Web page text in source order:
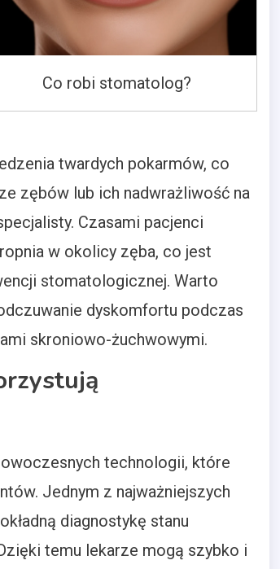
Co robi stomatolog?
twardych pokarmów, co
zębów lub ich nadwrażliwość na
Czasami pacjenci
w okolicy zęba, co jest
stomatologicznej. Warto
dyskomfortu podczas
skroniowo-żuchwowymi.
technologii, które
Jednym z najważniejszych
diagnostykę stanu
temu lekarze mogą szybko i